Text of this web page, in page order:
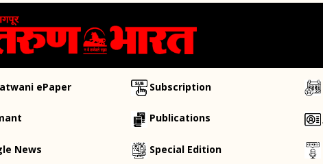
ePaper
News
Subscription
Publications
Special Edition